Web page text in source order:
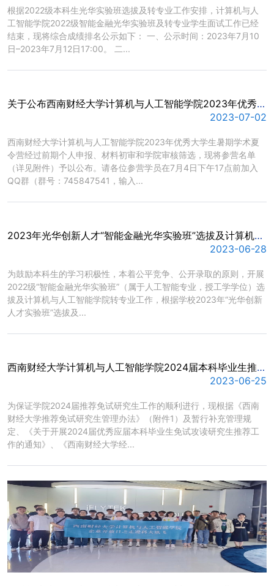
​根据2022级本科生光华实验班选拔及转专业工作安排，计算机与人
工智能学院2022级智能金融光华实验班及转专业学生面试工作已经
结束，现将综合成绩排名公示如下： 一、公示时间：2023年7月10
日–2023年7月12日17:00。 二...
关于公布西南财经大学计算机与人工智能学院2023年优秀大学生暑期学术夏令营参营名单的通知
2023-07-02
​西南财经大学计算机与人工智能学院2023年优秀大学生暑期学术夏
令营经过前期个人申报、材料初审和学院审核筛选，现将参营名单
（详见附件）予以公布。请各位参营学员在7月4日下午17点前加入
QQ群（群号：745847541，输入...
2023年光华创新人才“智能金融光华实验班”选拔及计算机与人工智能学院转专业工作方案
2023-06-28
​为鼓励本科生的学习积极性，本着公平竞争、公开录取的原则，开展
2022级“智能金融光华实验班”（属于人工智能专业，授工学学位）选
拔及计算机与人工智能学院转专业工作，根据学校2023年“光华创新
人才实验班”选拔及...
西南财经大学计算机与人工智能学院2024届本科毕业生推荐免试研究生工作方案
2023-06-25
​为保证学院2024届推荐免试研究生工作的顺利进行，现根据《西南
财经大学推荐免试研究生管理办法》（附件1）及暂行补充管理规
定、《关于开展2024届优秀应届本科毕业生免试攻读研究生推荐工
作的通知》、《西南财经大学经...